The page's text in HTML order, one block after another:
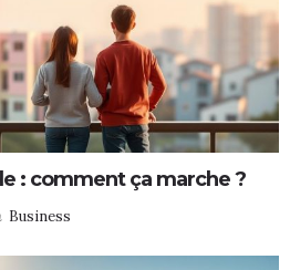
: comment ça marche ?
Business